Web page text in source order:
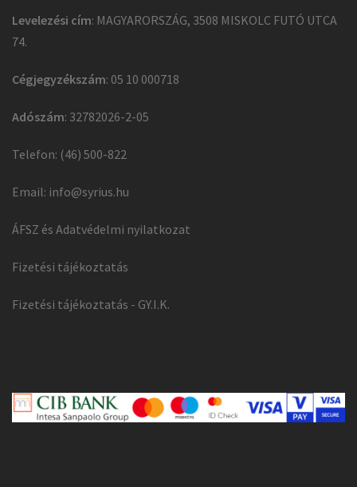
Levelezési cím: MAGYARORSZÁG, 3508 MISKOLC FUTÓ UTCA
74.
Cégjegyzékszám: 05 10 000718
Adószám: 32782026-2-05
Telefon: (46) 500-822
Email: info@syrius.hu
ÁFSZ és Adatvédelmi nyilatkozat
Fizetési tájékoztatás
Fizetési tájékoztatás - GY.I.K.